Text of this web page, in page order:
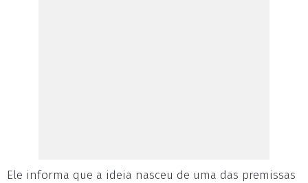
Ele informa que a ideia nasceu de uma das premissas